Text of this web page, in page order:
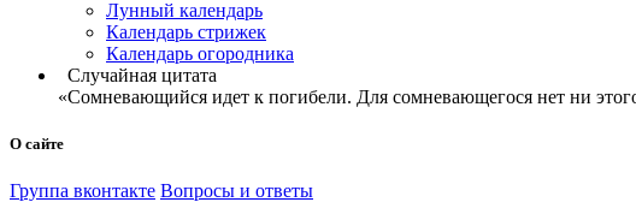
Лунный календарь
Календарь стрижек
Календарь огородника
Случайная цитата
«Сомневающийся идет к погибели. Для сомневающегося нет ни
О сайте
Группа вконтакте Вопросы и ответы